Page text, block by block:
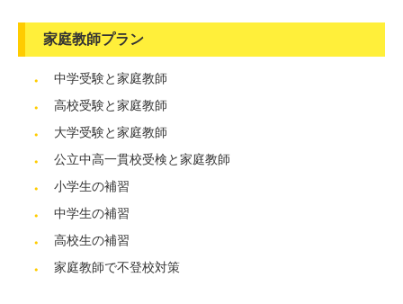
家庭教師プラン
中学受験と家庭教師
高校受験と家庭教師
大学受験と家庭教師
公立中高一貫校受検と家庭教師
小学生の補習
中学生の補習
高校生の補習
家庭教師で不登校対策